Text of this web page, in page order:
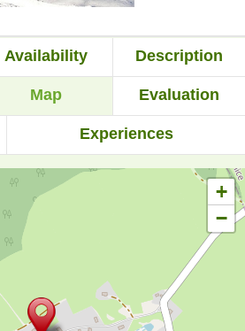
Availability Description
Map Evaluation
Experiences
+
−